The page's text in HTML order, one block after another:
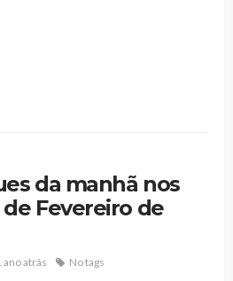
da manhã nos
Fevereiro de
ano atrás No tags